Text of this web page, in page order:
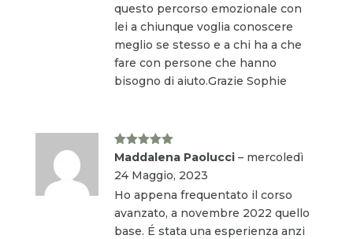
questo percorso emozionale con
lei a chiunque voglia conoscere
meglio se stesso e a chi ha a che
fare con persone che hanno
bisogno di aiuto.Grazie Sophie
Valutato5
Maddalena Paolucci – mercoledì
24 Maggio, 2023
Ho appena frequentato il corso
avanzato, a novembre 2022 quello
base. É stata una esperienza anzi